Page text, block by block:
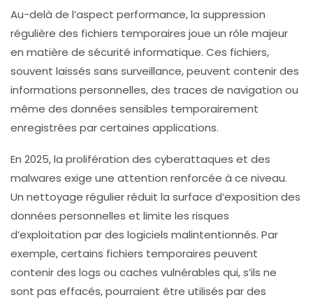
Au-delà de l’aspect performance, la suppression
régulière des fichiers temporaires joue un rôle majeur
en matière de sécurité informatique. Ces fichiers,
souvent laissés sans surveillance, peuvent contenir des
informations personnelles, des traces de navigation ou
même des données sensibles temporairement
enregistrées par certaines applications.
En 2025, la prolifération des cyberattaques et des
malwares exige une attention renforcée à ce niveau.
Un nettoyage régulier réduit la surface d’exposition des
données personnelles et limite les risques
d’exploitation par des logiciels malintentionnés. Par
exemple, certains fichiers temporaires peuvent
contenir des logs ou caches vulnérables qui, s’ils ne
sont pas effacés, pourraient être utilisés par des